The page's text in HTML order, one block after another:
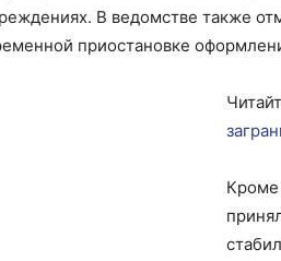
В ведомстве также
приостановке
Кроме